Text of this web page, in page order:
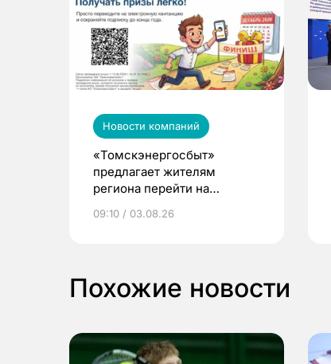
Новости компаний
«Томскэнергосбыт»
предлагает жителям
региона перейти на
выиграть призы
09:10 / 03.08.26
Похожие новости